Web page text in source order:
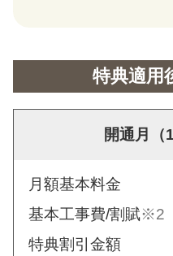
特典適用
開通月（
月額基本料金
基本工事費/割賦※2
特典割引金額